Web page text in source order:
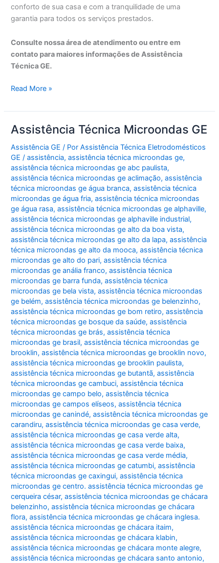
conforto de sua casa e com a tranquilidade de uma
garantia para todos os serviços prestados.
Consulte nossa área de atendimento ou entre em
contato para maiores informações de Assistência
Técnica GE.
Assistência
GE
Jardim
Peri
Peri
Read More »
Assistência Técnica Microondas GE
Assistência GE / PorAssistência Técnica Eletrodomésticos
GE /assistência,assistência técnica microondas ge,
assistência técnica microondas ge abc paulista,
assistência técnica microondas ge aclimação,assistência
técnica microondas ge água branca,assistência técnica
microondas ge água fria,assistência técnica microondas
ge água rasa,assistência técnica microondas ge alphaville,
assistência técnica microondas ge alphaville industrial,
assistência técnica microondas ge alto da boa vista,
assistência técnica microondas ge alto da lapa,assistência
técnica microondas ge alto da mooca,assistência técnica
microondas ge alto do pari,assistência técnica
microondas ge anália franco,assistência técnica
microondas ge barra funda,assistência técnica
microondas ge bela vista,assistência técnica microondas
ge belém,assistência técnica microondas ge belenzinho,
assistência técnica microondas ge bom retiro,assistência
técnica microondas ge bosque da saúde,assistência
técnica microondas ge brás,assistência técnica
microondas ge brasil,assistência técnica microondas ge
brooklin,assistência técnica microondas ge brooklin novo,
assistência técnica microondas ge brooklin paulista,
assistência técnica microondas ge butantã,assistência
técnica microondas ge cambuci,assistência técnica
microondas ge campo belo,assistência técnica
microondas ge campos elíseos,assistência técnica
microondas ge canindé,assistência técnica microondas ge
carandiru,assistência técnica microondas ge casa verde,
assistência técnica microondas ge casa verde alta,
assistência técnica microondas ge casa verde baixa,
assistência técnica microondas ge casa verde média,
assistência técnica microondas ge catumbi,assistência
técnica microondas ge caxingui,assistência técnica
microondas ge centro. assistência técnica microondas ge
cerqueira césar,assistência técnica microondas ge chácara
belenzinho,assistência técnica microondas ge chácara
flora,assistência técnica microondas ge chácara inglesa.
assistência técnica microondas ge chácara itaim,
assistência técnica microondas ge chácara klabin,
assistência técnica microondas ge chácara monte alegre,
assistência técnica microondas ge chácara santo antonio,